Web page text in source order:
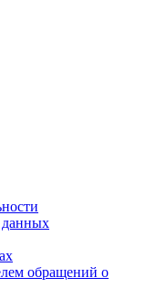
данных
обращений о